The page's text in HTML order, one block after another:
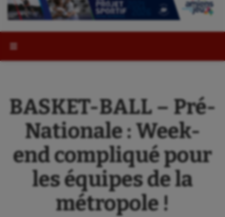
BASKET-BALL – Pré-
Nationale : Week-
end compliqué pour
les équipes de la
métropole !